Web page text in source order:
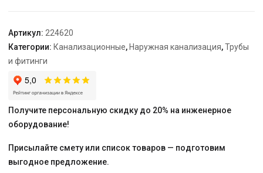
Артикул: 224620
Категории: Канализационные, Наружная канализация,Трубы
и фитинги
Получите персональную скидку до 20% на инженерное
оборудование!
Присылайте смету или список товаров — подготовим
выгодное предложение.